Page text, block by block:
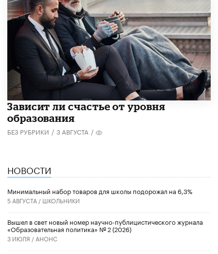
Зависит ли счастье от уровня
образования
БЕЗ РУБРИКИ / 3 АВГУСТА /
НОВОСТИ
Минимальный набор товаров для школы подорожал на 6,3%
5 АВГУСТА / ШКОЛЬНИКИ
Вышел в свет новый номер научно-публицистического журнала
«Образовательная политика» № 2 (2026)
3 ИЮЛЯ / АНОНС